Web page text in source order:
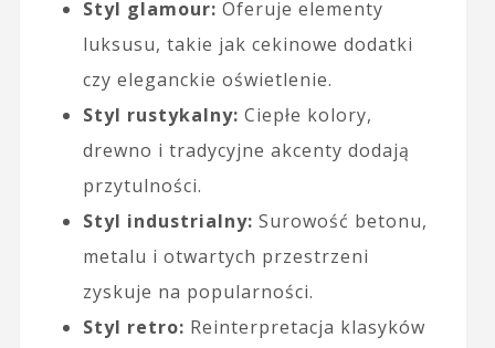
Styl glamour: Oferuje elementy
luksusu, takie jak cekinowe dodatki
czy eleganckie oświetlenie.
Styl rustykalny: Ciepłe kolory,
drewno i tradycyjne akcenty dodają
przytulności.
Styl industrialny: Surowość betonu,
metalu i otwartych przestrzeni
zyskuje na popularności.
Styl retro: Reinterpretacja klasyków